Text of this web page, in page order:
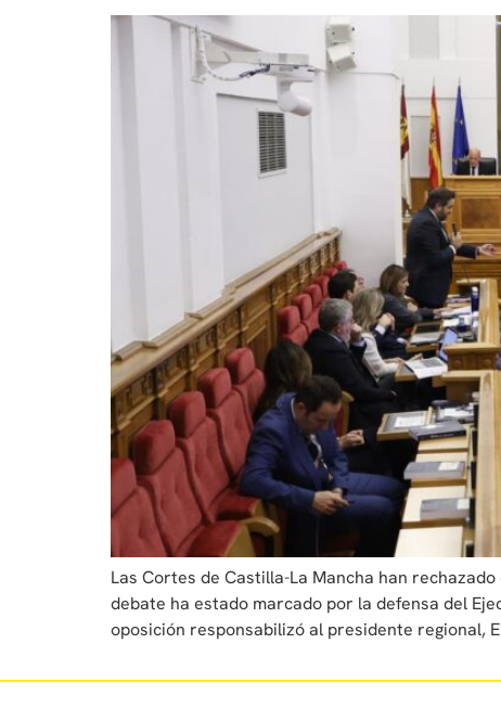
Las Cortes de Castilla-La Mancha han
debate ha estado marcado por la defensa del
oposición responsabilizó al presidente regional,